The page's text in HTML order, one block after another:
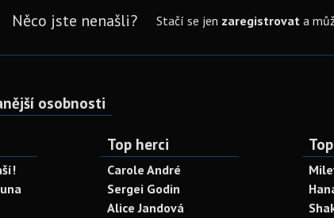
Něco jste nenašli? Stačí se jen zaregistrovata
osobnosti
Top herci
Carole André
Sergei Godin
Alice Jandová